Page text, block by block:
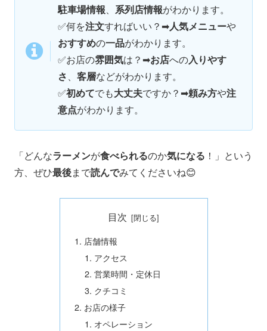
駐車場情報
系列店情報がわかります。
✅何を注文すればいい？➡人気メニューや
おすすめの一品がわかります。
✅お店の雰囲気は？➡お店への入りやす
さ
客層などがわかります。
✅初めてでも大丈夫ですか？➡頼み方や注
意点がわかります。
「どんなラーメンが食べられるのか気になる ！」という
方、ぜひ最後まで読んでみてくださいね😊
目次
店舗情報
アクセス
営業時間・定休日
クチコミ
お店の様子
オペレーション